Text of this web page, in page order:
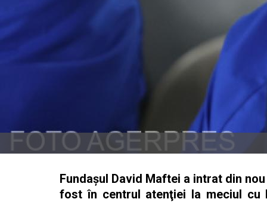
Fundaşul David Maftei a intrat din
fost în centrul atenţiei la meciul cu